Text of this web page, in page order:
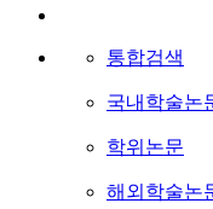
통합검색
국내학술논
학위논문
해외학술논